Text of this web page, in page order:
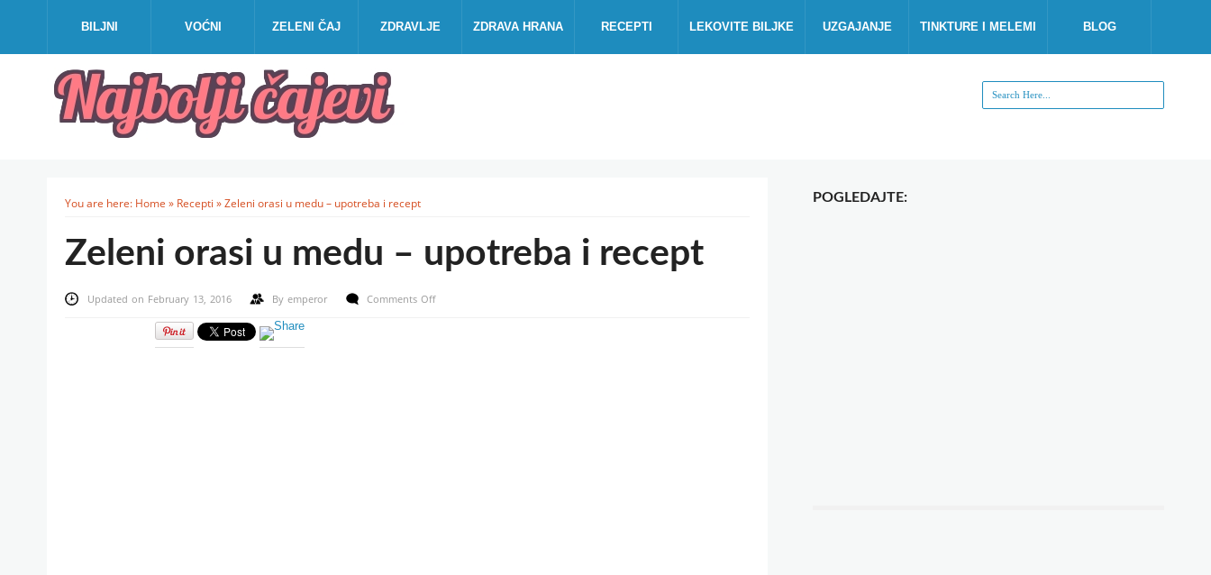
BILJNI VOĆNI ZELENI ČAJ ZDRAVLJE ZDRAVA HRANA RECEPTI LEKOVITE BILJKE UZGAJANJE TINKTURE I MELEMI BLOG
You are here: Home » Recepti »Zeleni orasi u medu – upotreba i recept
Zeleni orasi u medu – upotreba i recept
Updated on February 13, 2016 By emperor Comments Offon
POGLEDAJTE: